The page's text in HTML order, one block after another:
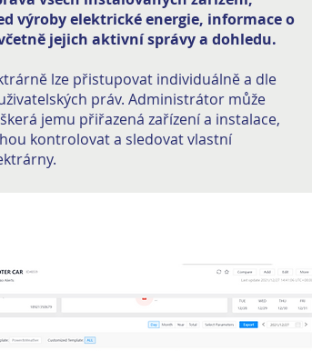
výroby elektrické energie, informace o
jejich aktivní správy a dohledu.
lze přistupovat individuálně a dle
práv. Administrátor může
jemu přiřazená zařízení a instalace,
kontrolovat a sledovat vlastní